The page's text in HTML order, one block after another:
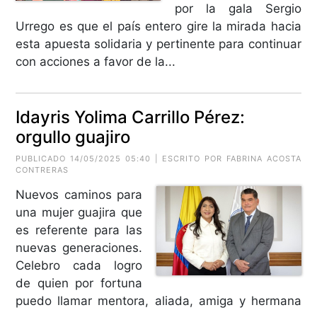
por la gala Sergio
Urrego es que el país entero gire la mirada hacia
esta apuesta solidaria y pertinente para continuar
con acciones a favor de la...
Idayris Yolima Carrillo Pérez:
orgullo guajiro
PUBLICADO 14/05/2025 05:40 | ESCRITO POR FABRINA ACOSTA
CONTRERAS
Nuevos caminos para
una mujer guajira que
es referente para las
nuevas generaciones.
Celebro cada logro
de quien por fortuna
puedo llamar mentora, aliada, amiga y hermana